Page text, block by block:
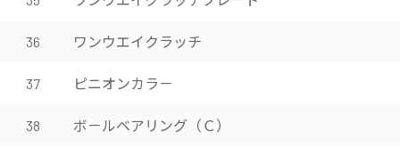
36 ワンウエイクラッチ
37 ピニオンカラ－
38 ボ－ルベアリング（Ｃ）